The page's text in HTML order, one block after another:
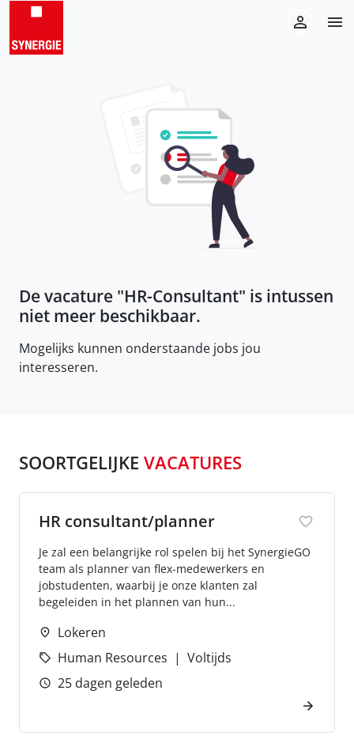
De vacature "HR-Consultant" is intussen
niet meer beschikbaar.
Mogelijks kunnen onderstaande jobs jou
interesseren.
SOORTGELIJKE VACATURES
HR consultant/planner
Je zal een belangrijke rol spelen bij het SynergieGO
team als planner van flex-medewerkers en
jobstudenten, waarbij je onze klanten zal
begeleiden in het plannen van hun...
Lokeren
Human Resources
Voltijds
25 dagen geleden